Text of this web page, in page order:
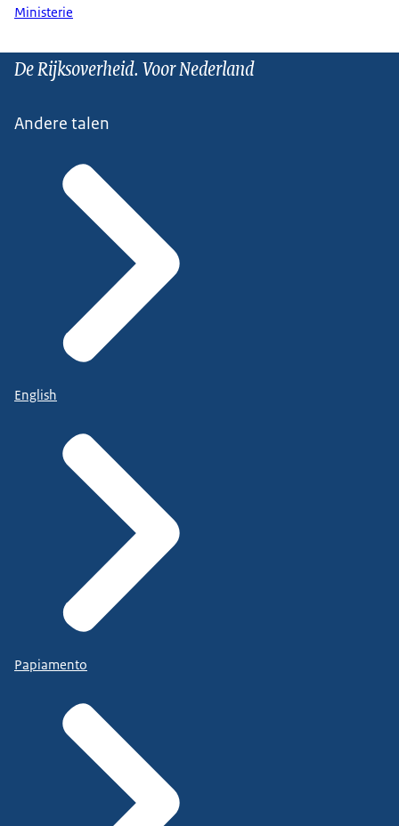
Ministerie
De Rijksoverheid. Voor Nederland
Andere talen
English
Papiamento